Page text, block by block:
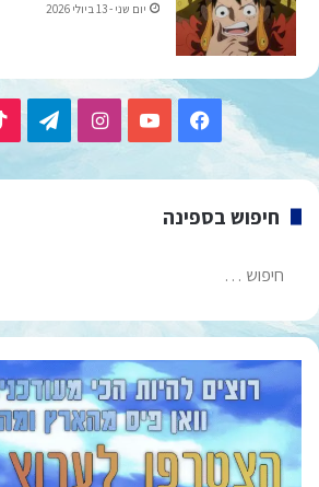
יום שני - 13 ביולי 2026
Facebook
YouTube
Instagram
חיפוש בספינה